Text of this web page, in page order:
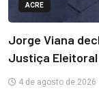
ACRE
Jorge Viana
Justiça Eleitoral
4 de agosto de 2026